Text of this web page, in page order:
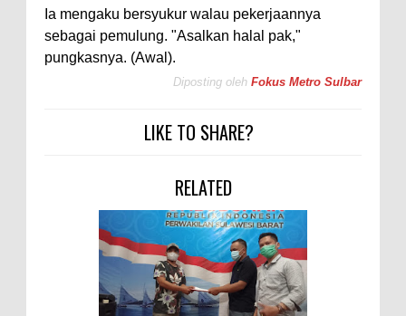
Ia mengaku bersyukur walau pekerjaannya
sebagai pemulung. "Asalkan halal pak,"
pungkasnya. (Awal).
Diposting oleh Fokus Metro Sulbar
LIKE TO SHARE?
RELATED